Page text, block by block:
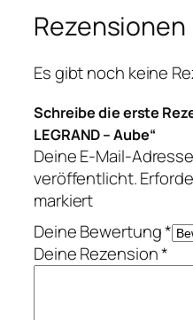
e
M
e
n
g
e
Ähnliche Produkte